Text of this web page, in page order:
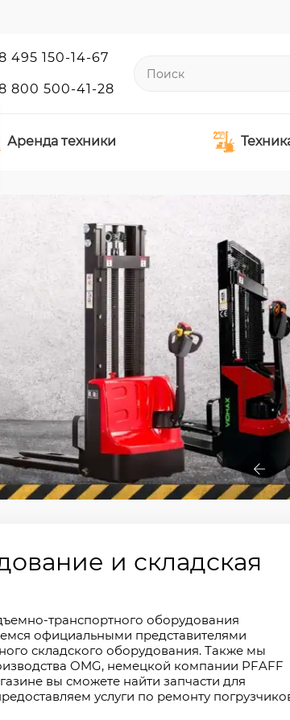
495 150-14-67
800 500-41-28
Аренда техники
и складская
транспортного оборудования
официальными представителями
складского оборудования. Также мы
OMG, немецкой компании PFAFF
вы сможете найти запчасти для
услуги по ремонту